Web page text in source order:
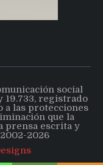
social
19.733, registrado
a las protecciones
que la
prensa escrita y
2026